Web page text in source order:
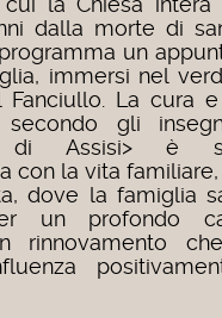
dalla morte di
un
immersi nel
Fanciullo. La cura
gli
di Assisi> è
con la vita
dove la famiglia
un profondo
rinnovamento